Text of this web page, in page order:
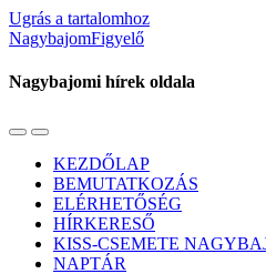
Ugrás a tartalomhoz
NagybajomFigyelő
Nagybajomi hírek oldala
Váltás
mobil
menüre
Használja
keresés
mezőt
KEZDŐLAP
BEMUTATKOZÁS
ELÉRHETŐSÉG
HÍRKERESŐ
KISS-CSEMETE
NAPTÁR